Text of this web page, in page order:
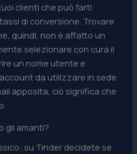
clienti che può farti
di conversione. Trovare
quindi, non è affatto un
selezionare con cura il
un nome utente e
da utilizzare in sede
apposita, ciò significa che
gli amanti?
su Tinder decidete se